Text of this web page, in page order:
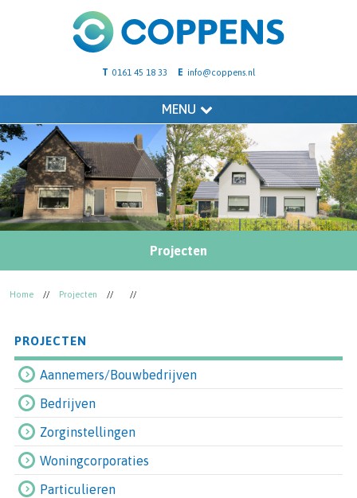
T 0161 45 18 33 E info@coppens.nl
MENU
Projecten
Home // Projecten // //
PROJECTEN
Aannemers/Bouwbedrijven
Bedrijven
Zorginstellingen
Woningcorporaties
Particulieren